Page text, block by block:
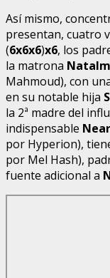
Así mismo,
presentan, cuatro
(6x6x6)x6, los
la matrona
Mahmoud), con
en su notable hija
la 2ª madre del
indispensable
por Hyperion),
por Mel Hash),
fuente adicional a